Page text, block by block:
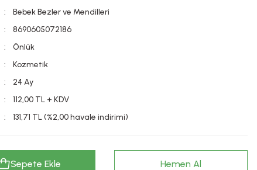
Bebek Bezler ve Mendilleri
8690605072186
Önlük
Kozmetik
24 Ay
112,00 TL + KDV
131,71 TL (%2,00 havale indirimi)
Sepete Ekle Hemen Al